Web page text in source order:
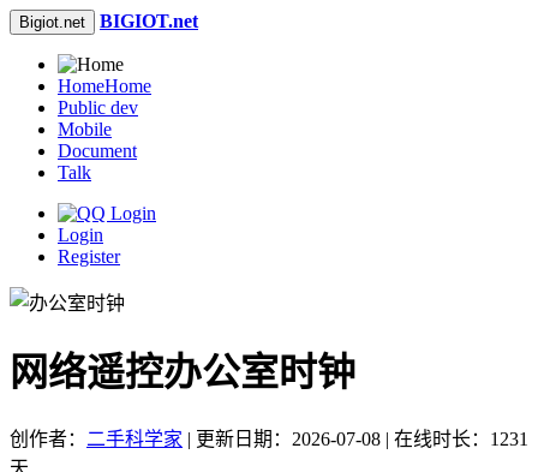
Bigiot.net BIGIOT.net
HomeHome
Public dev
Mobile
Document
Talk
Login
Register
网络遥控办公室时钟
创作者： 二手科学家 | 更新日期：2026-07-08 | 在线时长：1231
天